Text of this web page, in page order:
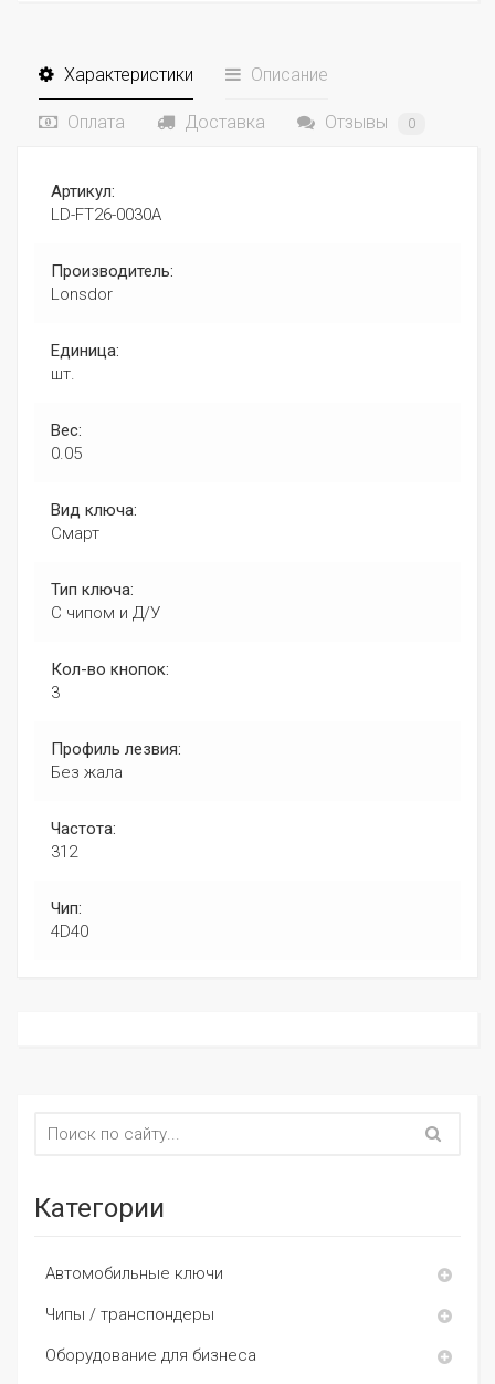
Характеристики Описание
Оплата Доставка Отзывы 0
Артикул:
LD-FT26-0030A
Производитель:
Lonsdor
Единица:
шт.
Вес:
0.05
Вид ключа:
Смарт
Тип ключа:
С чипом и Д/У
Кол-во кнопок:
3
Профиль лезвия:
Без жала
Частота:
312
Чип:
4D40
Категории
Автомобильные ключи
Чипы / транспондеры
Оборудование для бизнеса